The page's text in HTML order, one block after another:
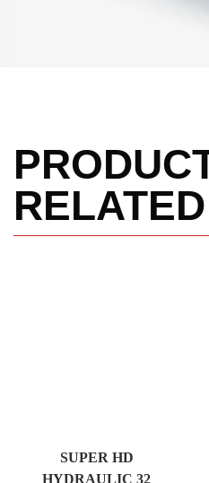
RELATED
SUPER HD
HYDRAULIC 32